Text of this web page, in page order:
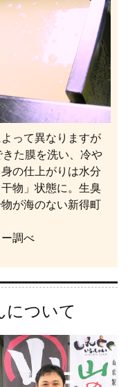
って異なりますが
た膜を洗い、冷や
の仕上がりは水分
物」状態に。生臭
が海のない新得町
調べ
について